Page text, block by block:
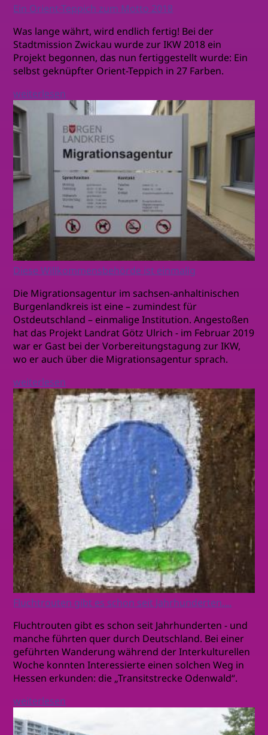
Ein Orient-Teppich zum Motto 2018
Was lange währt, wird endlich fertig! Bei der
Stadtmission Zwickau wurde zur IKW 2018 ein
Projekt begonnen, das nun fertiggestellt wurde: Ein
selbst geknüpfter Orient-Teppich in 27 Farben.
weiterlesen
Diese Willkommensbehörde ist einmalig
Die Migrationsagentur im sachsen-anhaltinischen
Burgenlandkreis ist eine – zumindest für
Ostdeutschland – einmalige Institution. Angestoßen
hat das Projekt Landrat Götz Ulrich - im Februar 2019
war er Gast bei der Vorbereitungstagung zur IKW,
wo er auch über die Migrationsagentur sprach.
weiterlesen
Fluchtrouten gibt es schon seit Jahrhunderten....
Fluchtrouten gibt es schon seit Jahrhunderten - und
manche führten quer durch Deutschland. Bei einer
geführten Wanderung während der Interkulturellen
Woche konnten Interessierte einen solchen Weg in
Hessen erkunden: die „Transitstrecke Odenwald“.
weiterlesen